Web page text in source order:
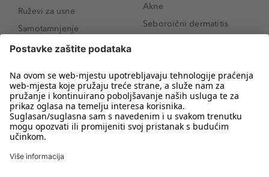
Ruževi za usne
Samotamnjenje
Puderi
Proizvodi za obrve
Sunce i zaštita
Serumi za lice
Proizvodi za čišćenje lica
Akne
Seboroični dermatitis
Novo
Koji mi parfem
odgovara?
Kako našminkati oči da